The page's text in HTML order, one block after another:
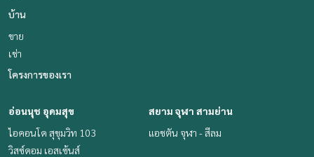
บ้าน
ขาย
เช่า
โครงการของเรา
อ่อนนุช อุดมสุข
ไอคอนโด สุขุมวิท 103
วิสซ์ดอม เอสเซ้นส์
สยาม จุฬา สามย่าน
แอชตัน จุฬา - สีลม